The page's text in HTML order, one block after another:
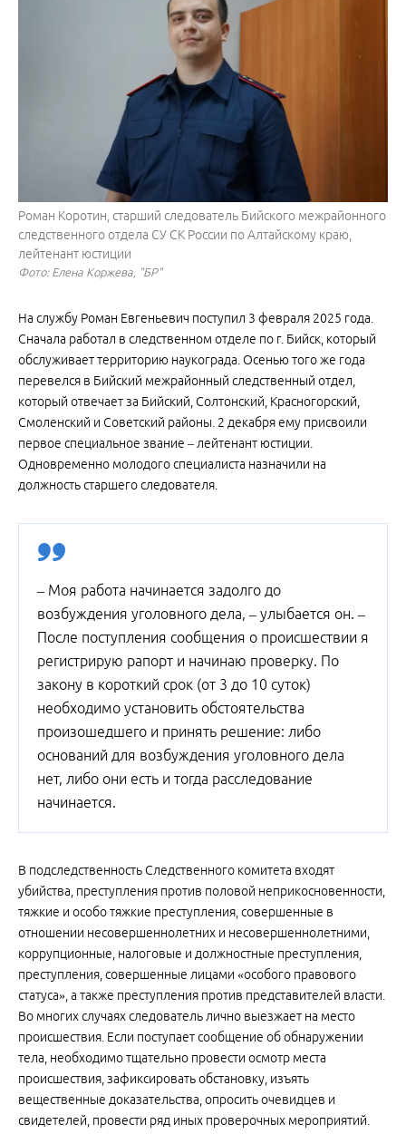
Роман Коротин, старший следователь Бийского межрайонного
следственного отдела СУ СК России по Алтайскому краю,
лейтенант юстиции
Фото: Елена Коржева, "БР"
На службу Роман Евгеньевич поступил 3 февраля 2025 года.
Сначала работал в следственном отделе по г. Бийск, который
обслуживает территорию наукограда. Осенью того же года
перевелся в Бийский межрайонный следственный отдел,
который отвечает за Бийский, Солтонский, Красногорский,
Смоленский и Советский районы. 2 декабря ему присвоили
первое специальное звание – лейтенант юстиции.
Одновременно молодого специалиста назначили на
должность старшего следователя.
– Моя работа начинается задолго до
возбуждения уголовного дела, – улыбается он. –
После поступления сообщения о происшествии я
регистрирую рапорт и начинаю проверку. По
закону в короткий срок (от 3 до 10 суток)
необходимо установить обстоятельства
произошедшего и принять решение: либо
оснований для возбуждения уголовного дела
нет, либо они есть и тогда расследование
начинается.
В подследственность Следственного комитета входят
убийства, преступления против половой неприкосновенности,
тяжкие и особо тяжкие преступления, совершенные в
отношении несовершеннолетних и несовершеннолетними,
коррупционные, налоговые и должностные преступления,
преступления, совершенные лицами «особого правового
статуса», а также преступления против представителей власти.
Во многих случаях следователь лично выезжает на место
происшествия. Если поступает сообщение об обнаружении
тела, необходимо тщательно провести осмотр места
происшествия, зафиксировать обстановку, изъять
вещественные доказательства, опросить очевидцев и
свидетелей, провести ряд иных проверочных мероприятий.